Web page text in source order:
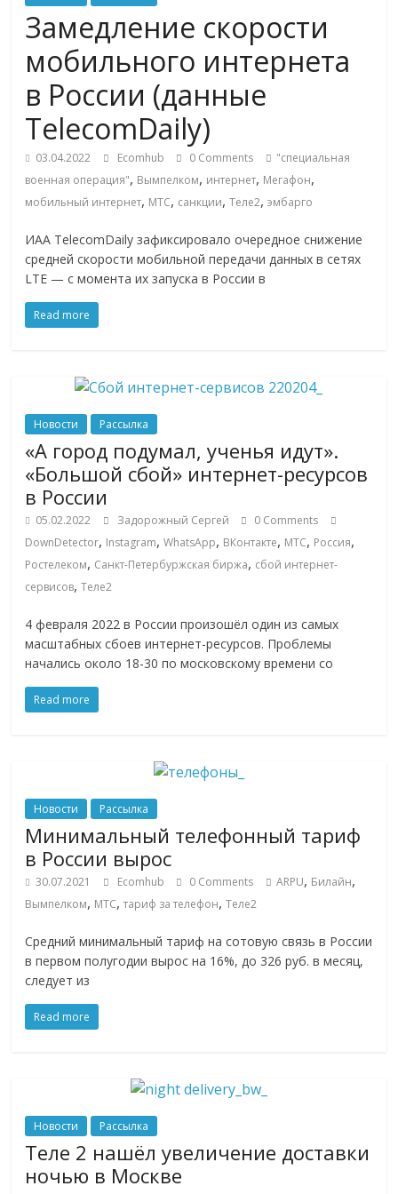
Commerce,
омниканальном
ритейле,
логистике,
технологиях,
соцсетях
Портал
торговле,
для
Commerce,
ритейле,
логистике,
технологиях,
соцсетях.
Нам
важно,
знать
как
меняет
эти
изменения
читателем.
Замедление скорости
мобильного интернета
в России (данные
TelecomDaily)
03.04.2022 Ecomhub 0 Comments
"специальная
военная операция", Вымпелком, интернет, Мегафон,
мобильный интернет, МТС, санкции,Теле2,эмбарго
ИАА TelecomDaily зафиксировало очередное снижение
средней скорости мобильной передачи данных в сетях
LTE — с момента их запуска в России в
Read more
Новости Рассылка
«А город подумал, ученья идут».
«Большой сбой» интернет-ресурсов
в России
05.02.2022 Задорожный Сергей
0 Comments
DownDetector, Instagram,WhatsApp, ВКонтакте, МТС, Россия,
Ростелеком, Санкт-Петербуржская биржа, сбой интернет-
сервисов,Теле2
4 февраля 2022 в России произошёл один из самых
масштабных сбоев интернет-ресурсов. Проблемы
начались около 18-30 по московскому времени со
Read more
Новости Рассылка
Минимальный телефонный тариф
в России вырос
30.07.2021 Ecomhub 0 Comments ARPU, Билайн,
Вымпелком, МТС,тариф за телефон,Теле2
Средний минимальный тариф на сотовую связь в России
в первом полугодии вырос на 16%, до 326 руб. в месяц,
следует из
Read more
Новости Рассылка
Теле 2 нашёл увеличение доставки
ночью в Москве